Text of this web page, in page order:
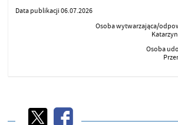
Data publikacji 06.07.2026
Osoba wytwarzająca/
Osoba